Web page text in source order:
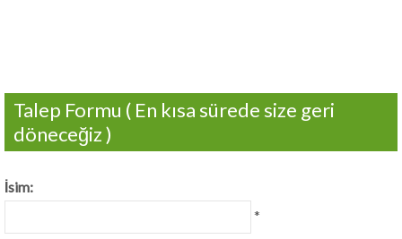
Talep Formu ( En kısa sürede size geri
döneceğiz )
İsim:
*